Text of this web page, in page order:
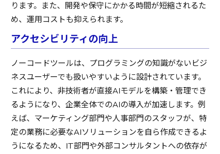
ります。また、開発や保守にかかる時間が短縮されるた
め、運用コストも抑えられます。
アクセシビリティの向上
ノーコードツールは、プログラミングの知識がないビジ
ネスユーザーでも扱いやすいように設計されています。
これにより、非技術者が直接AIモデルを構築・管理でき
るようになり、企業全体でのAIの導入が加速します。例
えば、マーケティング部門や人事部門のスタッフが、特
定の業務に必要なAIソリューションを自ら作成できるよ
うになるため、IT部門や外部コンサルタントへの依存が